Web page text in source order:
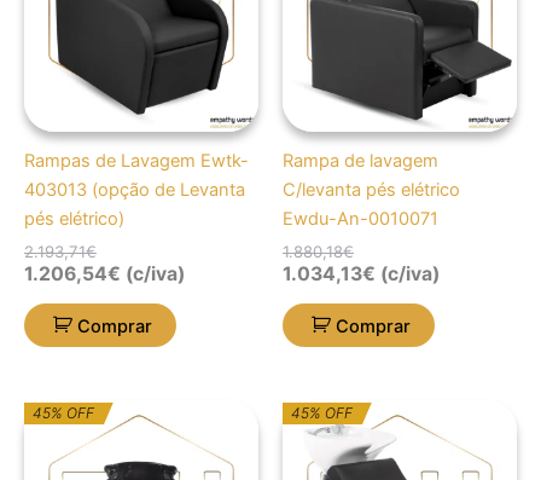
Rampas de Lavagem Ewtk-
403013 (opção de Levanta
pés elétrico)
2.193,71€
1.206,54€ (c/iva)
Comprar
Rampa de lavagem
C/levanta pés elétrico
Ewdu-An-0010071
1.880,18€
1.034,13€ (c/iva)
Comprar
45% OFF
O
preço
original
era:
O
preço
atual
é:
45% OFFO
preço
original
O
preço
atual